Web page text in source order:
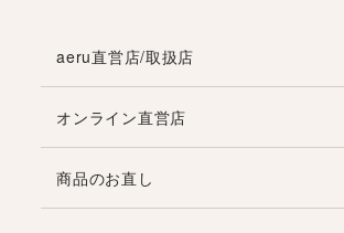
aeru直営店/取扱店
オンライン直営店
商品のお直し